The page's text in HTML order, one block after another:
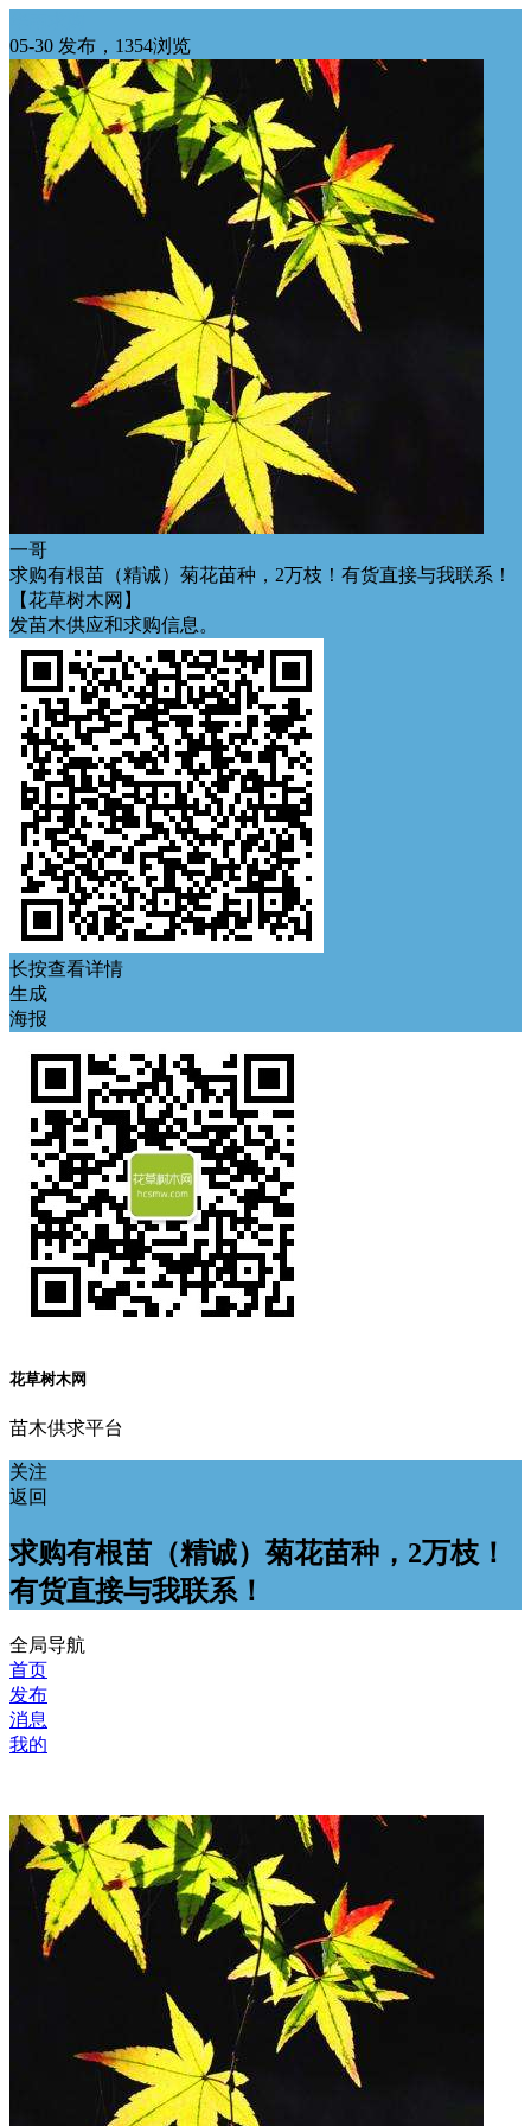
05-30 发布，1354浏览
一哥
求购有根苗（精诚）菊花苗种，2万枝！有货直接与我联系！
【花草树木网】
发苗木供应和求购信息。
长按查看详情
生成
海报
花草树木网
苗木供求平台
关注
返回
求购有根苗（精诚）菊花苗种，2万枝！
有货直接与我联系！
全局导航
首页
发布
消息
我的